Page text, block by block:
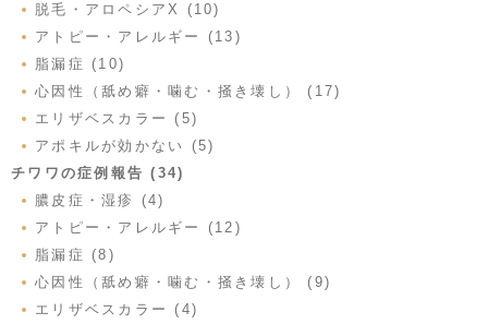
脱毛・アロペシアX (10)
アトピー・アレルギー (13)
脂漏症 (10)
心因性（舐め癖・噛む・掻き壊し） (17)
エリザベスカラー (5)
アポキルが効かない (5)
チワワの症例報告 (34)
膿皮症・湿疹 (4)
アトピー・アレルギー (12)
脂漏症 (8)
心因性（舐め癖・噛む・掻き壊し） (9)
エリザベスカラー (4)